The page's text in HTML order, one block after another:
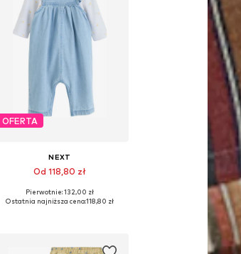
OFERTA
NEXT
Od 118,80 zł
Pierwotnie: 132,00 zł
Ostatnia najniższa cena:118,80 zł